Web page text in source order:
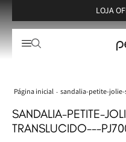
LOJA
sandalia-petite-
SANDALIA-PETITE-
TRANSLUCIDO---